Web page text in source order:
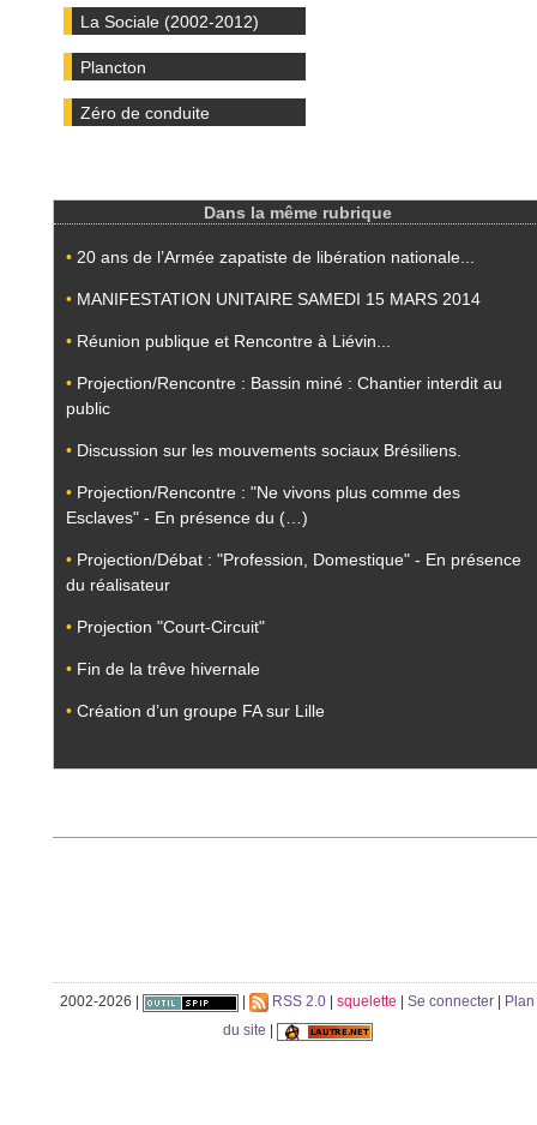
La Sociale (2002-2012)
Plancton
Zéro de conduite
Dans la même rubrique
• 20 ans de l’Armée zapatiste de libération nationale...
• MANIFESTATION UNITAIRE SAMEDI 15 MARS 2014
• Réunion publique et Rencontre à Liévin...
• Projection/Rencontre : Bassin miné : Chantier interdit au
public
• Discussion sur les mouvements sociaux Brésiliens.
• Projection/Rencontre : "Ne vivons plus comme des
Esclaves" - En présence du (…)
• Projection/Débat : "Profession, Domestique" - En présence
du réalisateur
• Projection "Court-Circuit"
• Fin de la trêve hivernale
• Création d’un groupe FA sur Lille
2002-2026 | RSS 2.0 squelette Se connecter
Plan
du site